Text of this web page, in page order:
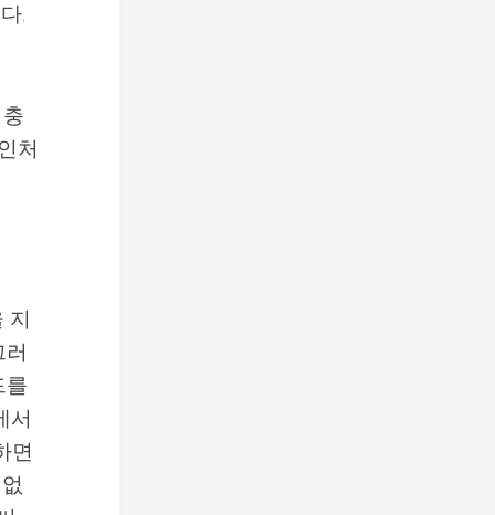
.
처
지
를
서
면